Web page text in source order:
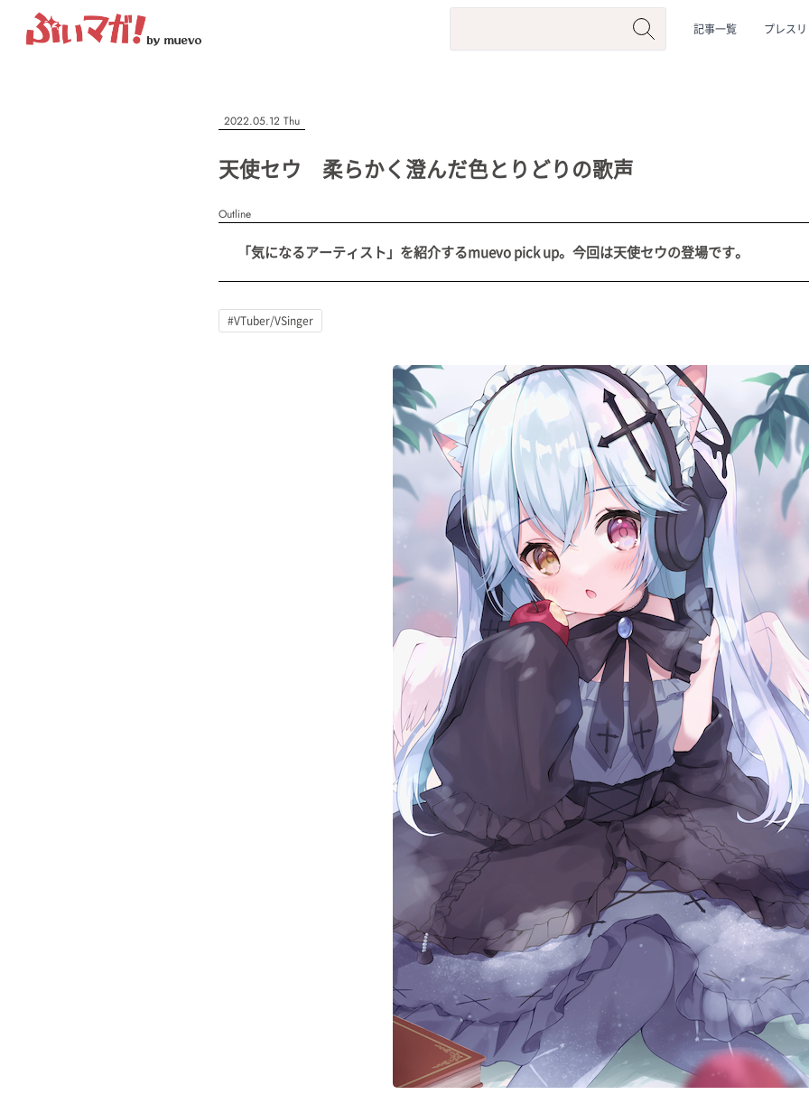
記事一覧 プレス
#女性 #バ美肉 #男の娘 #獣系 #動物系 #企業公式 #個人勢 #Vtuberグループ
“推しへの応援を形にする”VTuber専門メディア
2022.05.12 Thu
天使セウ 柔らかく澄んだ色とりどりの歌声
Outline
「気になるアーティスト」を紹介するmuevo pick up。今回は天使セウの登場です。
#VTuber/VSinger